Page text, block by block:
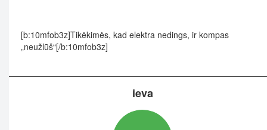
[b:10mfob3z]Tikėkimės, kad elektra nedings, ir kompas
„neužlūš“[/b:10mfob3z]
ieva